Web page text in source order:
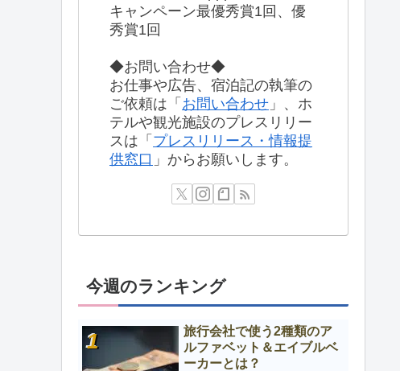
キャンペーン最優秀賞1回、優
秀賞1回
◆お問い合わせ◆
お仕事や広告、宿泊記の執筆の
ご依頼は「 お問い合わせ 」、ホ
テルや観光施設のプレスリリー
スは「 プレスリリース・情報提
供窓口 」からお願いします。
今週のランキング
旅行会社で使う2種類のア
ルファベット＆エイブルベ
ーカーとは？